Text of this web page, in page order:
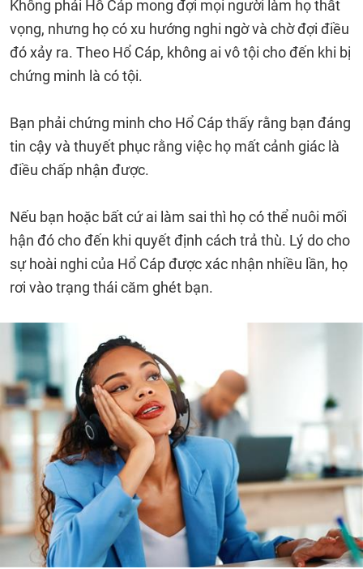
Không phải Hổ Cáp mong đợi mọi người làm họ thất
vọng, nhưng họ có xu hướng nghi ngờ và chờ đợi điều
đó xảy ra. Theo Hổ Cáp, không ai vô tội cho đến khi bị
chứng minh là có tội.
Bạn phải chứng minh cho Hổ Cáp thấy rằng bạn đáng
tin cậy và thuyết phục rằng việc họ mất cảnh giác là
điều chấp nhận được.
Nếu bạn hoặc bất cứ ai làm sai thì họ có thể nuôi mối
hận đó cho đến khi quyết định cách trả thù. Lý do cho
sự hoài nghi của Hổ Cáp được xác nhận nhiều lần, họ
rơi vào trạng thái căm ghét bạn.